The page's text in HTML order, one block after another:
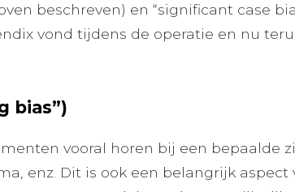
beschreven) en “significant case
vond tijdens de operatie en nu
bias”)
vooral horen bij een bepaalde
enz. Dit is ook een belangrijk aspect